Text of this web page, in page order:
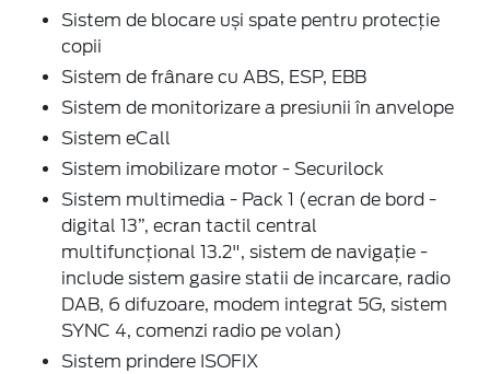
Sistem de blocare uși spate pentru protecție
copii
Sistem de frânare cu ABS, ESP, EBB
Sistem de monitorizare a presiunii în anvelope
Sistem eCall
Sistem imobilizare motor - Securilock
Sistem multimedia - Pack 1 (ecran de bord -
digital 13”, ecran tactil central
multifuncțional 13.2", sistem de navigație -
include sistem gasire statii de incarcare, radio
DAB, 6 difuzoare, modem integrat 5G, sistem
SYNC 4, comenzi radio pe volan)
Sistem prindere ISOFIX